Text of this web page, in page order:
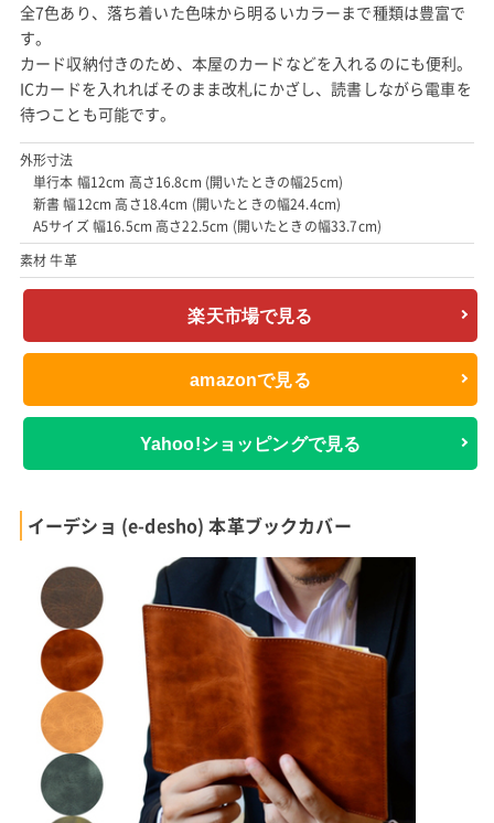
全7色あり、落ち着いた色味から明るいカラーまで種類は豊富で
す。
カード収納付きのため、本屋のカードなどを入れるのにも便利。
ICカードを入れればそのまま改札にかざし、読書しながら電車を
待つことも可能です。
外形寸法
単行本 幅12cm 高さ16.8cm (開いたときの幅25cm)
新書 幅12cm 高さ18.4cm (開いたときの幅24.4cm)
A5サイズ 幅16.5cm 高さ22.5cm (開いたときの幅33.7cm)
素材 牛革
楽天市場で見る
amazonで見る
Yahoo!ショッピングで見る
イーデショ (e-desho) 本革ブックカバー